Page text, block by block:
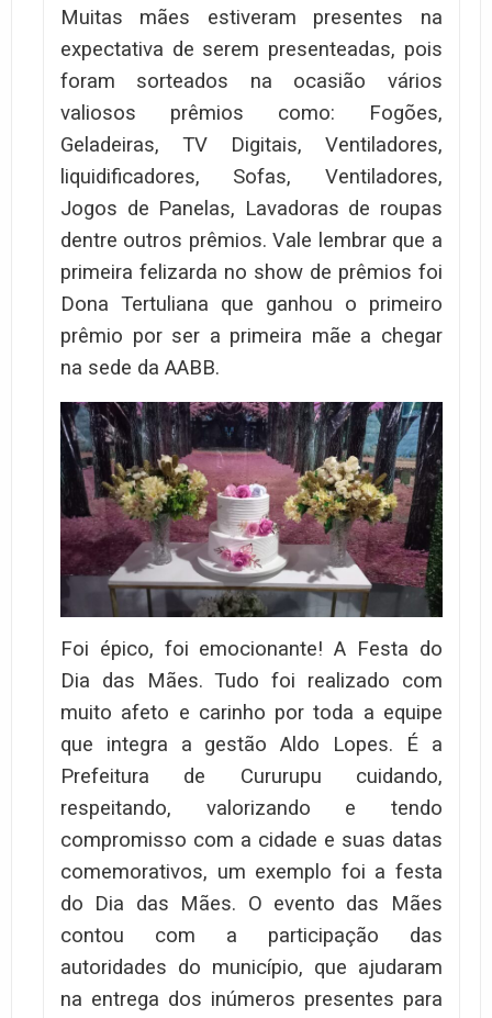
Muitas mães estiveram presentes na
expectativa de serem presenteadas, pois
foram sorteados na ocasião vários
valiosos prêmios como: Fogões,
Geladeiras, TV Digitais, Ventiladores,
liquidificadores, Sofas, Ventiladores,
Jogos de Panelas, Lavadoras de roupas
dentre outros prêmios. Vale lembrar que a
primeira felizarda no show de prêmios foi
Dona Tertuliana que ganhou o primeiro
prêmio por ser a primeira mãe a chegar
na sede da AABB.
Foi épico, foi emocionante! A Festa do
Dia das Mães. Tudo foi realizado com
muito afeto e carinho por toda a equipe
que integra a gestão Aldo Lopes. É a
Prefeitura de Cururupu cuidando,
respeitando, valorizando e tendo
compromisso com a cidade e suas datas
comemorativos, um exemplo foi a festa
do Dia das Mães. O evento das Mães
contou com a participação das
autoridades do município, que ajudaram
na entrega dos inúmeros presentes para